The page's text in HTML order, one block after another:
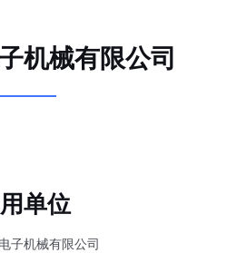
机械有限公司
单位
子机械有限公司